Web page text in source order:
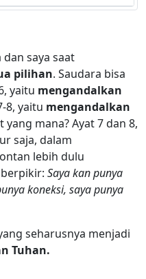
saya saat
pilihan. Saudara bisa
yaitu mengandalkan
8, yaitu mengandalkan
mana? Ayat 7 dan 8,
saja, dalam
lebih dulu
Saya kan punya
koneksi, saya punya
seharusnya menjadi
Tuhan.